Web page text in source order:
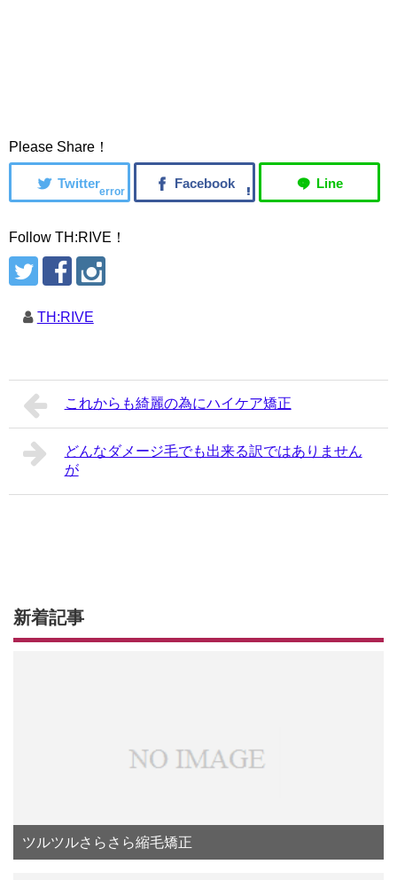
Please Share！
error
Follow TH:RIVE！
TH:RIVE
これからも綺麗の為にハイケア矯正
どんなダメージ毛でも出来る訳ではありません
が
新着記事
ツルツルさらさら縮毛矯正